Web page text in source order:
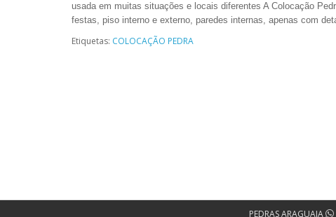
usada em muitas situações e locais diferentes A Colocação
festas, piso interno e externo, paredes internas, apenas com
Etiquetas: COLOCAÇÃO PEDRA
PEDRAS ARAGUAIA